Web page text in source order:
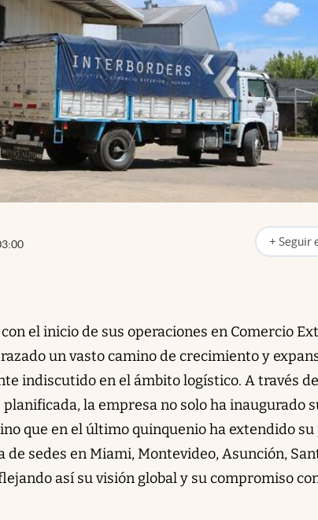
+ Seguir
abre en
el inicio de sus operaciones en Comercio
un vasto camino de crecimiento y
indiscutido en el ámbito logístico. A través
la empresa no solo ha inaugurado
que en el último quinquenio ha extendido
sedes en Miami, Montevideo, Asunción,
así su visión global y su compromiso